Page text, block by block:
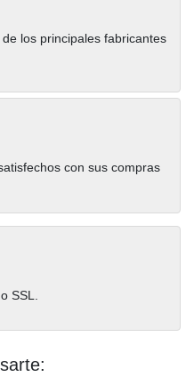
los principales fabricantes
con sus compras
SSL.